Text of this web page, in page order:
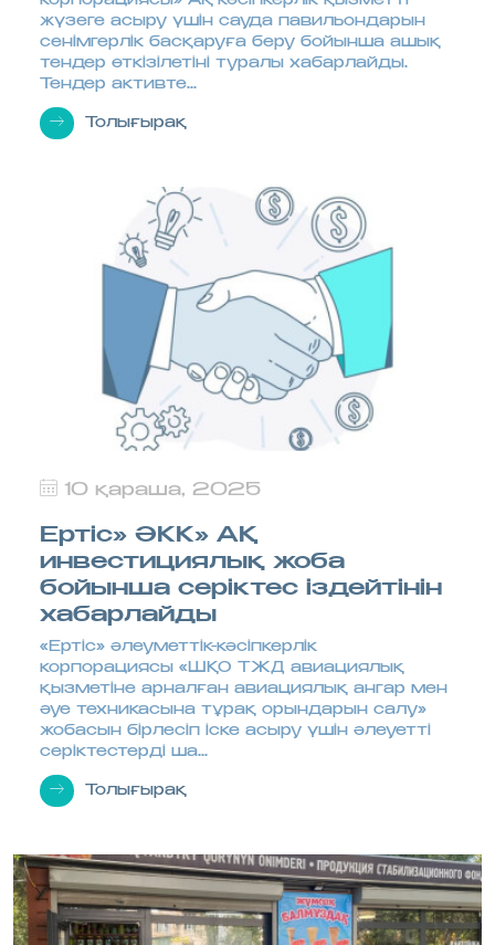
жүзеге асыру үшін сауда павильондарын
сенімгерлік басқаруға беру бойынша ашық
тендер өткізілетіні туралы хабарлайды.
Тендер активте...
Толығырақ
10 қараша, 2025
Ертіс» ӘКК» АҚ
инвестициялық жоба
бойынша серіктес іздейтінін
хабарлайды
«Ертіс» әлеуметтік-кәсіпкерлік
корпорациясы «ШҚО ТЖД авиациялық
қызметіне арналған авиациялық ангар мен
әуе техникасына тұрақ орындарын салу»
жобасын бірлесіп іске асыру үшін әлеуетті
серіктестерді ша...
Толығырақ